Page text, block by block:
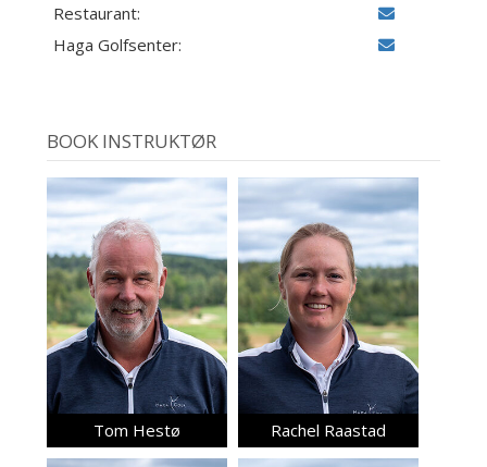
Restaurant:
Haga Golfsenter:
BOOK INSTRUKTØR
Tom Hestø Rachel Raastad